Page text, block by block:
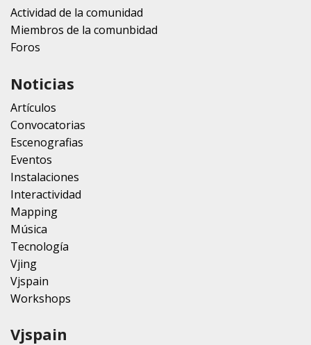
Actividad de la comunidad
Miembros de la comunbidad
Foros
Noticias
Artículos
Convocatorias
Escenografias
Eventos
Instalaciones
Interactividad
Mapping
Música
Tecnología
Vjing
Vjspain
Workshops
Vjspain